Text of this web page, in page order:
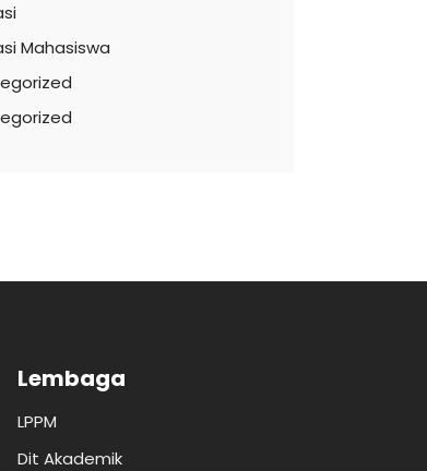
Mahasiswa
Lembaga
LPPM
Dit Akademik